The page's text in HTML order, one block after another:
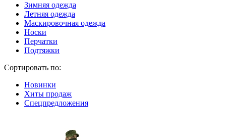
Зимняя одежда
Летняя одежда
Маскировочная одежда
Носки
Перчатки
Подтяжки
Сортировать по:
Новинки
Хиты продаж
Спецпредложения